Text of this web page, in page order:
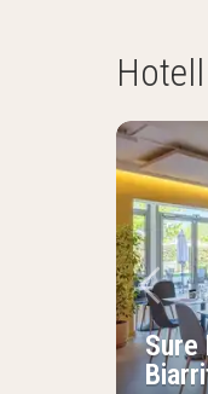
Sure